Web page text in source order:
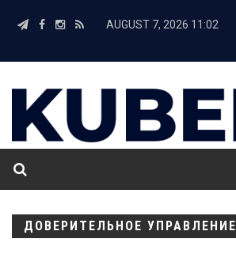
AUGUST 7, 2026 11:02
ДОВЕРИТЕЛЬНОЕ УПРАВЛЕНИЕ